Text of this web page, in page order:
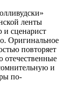
ленты
и сценарист
Оригинальное
повторяет
отечественные
и
по-